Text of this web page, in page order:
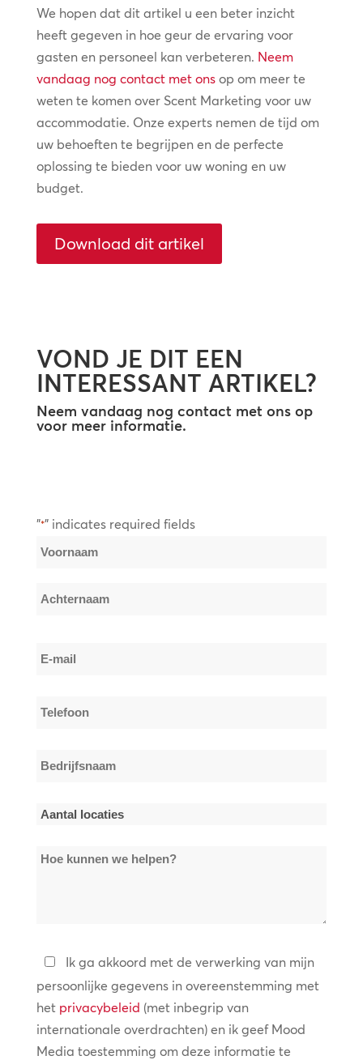
We hopen dat dit artikel u een beter inzicht
heeft gegeven in hoe geur de ervaring voor
gasten en personeel kan verbeteren. Neem
vandaag nog contact met onsop om meer te
weten te komen over Scent Marketing voor uw
accommodatie. Onze experts nemen de tijd om
uw behoeften te begrijpen en de perfecte
oplossing te bieden voor uw woning en uw
budget.
Download dit artikel
VOND JE DIT EEN
INTERESSANT ARTIKEL?
Neem vandaag nog contact met ons op
voor meer informatie.
"*" indicates required fields
Naam
E-
Telefoon
Bedrijfsnaam
Aantal
*Hoe
Privacybeleid
*
Ik ga akkoord met de verwerking van mijn
persoonlijke gegevens in overeenstemming met
het privacybeleid (met inbegrip van
internationale overdrachten) en ik geef Mood
Media toestemming om deze informatie te